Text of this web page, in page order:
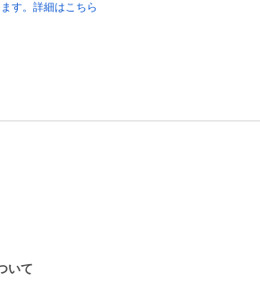
す。詳細はこちら
いて